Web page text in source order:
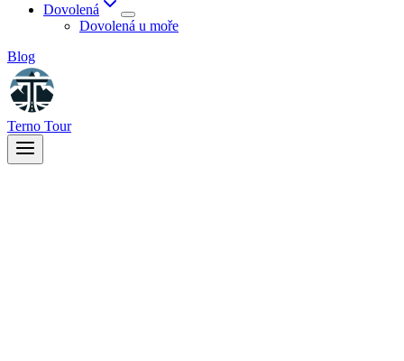
Dovolená
Dovolená u moře
Blog
Terno Tour